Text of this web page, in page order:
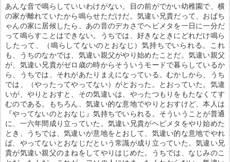
あんな音で鳴らしていいわけがない。目の前がでかい幼稚園で、横
の家が離れていたから鳴らせただけだ。気違い兄貴だって、おばち
ゃんの家に居候したら、あの音のデカさでヘビメタを一日に一分だ
って鳴らすことはできない。うちでは、好きなときにどれだけ鳴ら
したって、（鳴らしてないのとおなじ）気持ちでいられる。これ
も、うちのなかでは、気違い親父がやり始めたことだ。気違い親父
が、気違い兄貴がゼロ歳の時からそういうモードで暮らしているか
ら、うちでは、それがあたりまえになっている。むかしから、うち
では、（やったってやってない）がとおった。とおっていた。気違
いが、やりとおすと、その気違いは、やったつもりをもたなくてす
むのである。もちろん、気違い的な意地でやりとおすけど、本人は
『やってないのとおなじ』気持ちでいられる。そういうことが普通
に、一六年間成り立っていた。気違い兄貴がヘビメタをやり始めた
とき、うちでは、気違いが意地をとおして、気違い的な意地でやれ
ば、やってないとおなじだという常識が成り立っていた。気違い兄
貴が気違い親父のまねをしてやりはじめた。うちでは、なじみのこ